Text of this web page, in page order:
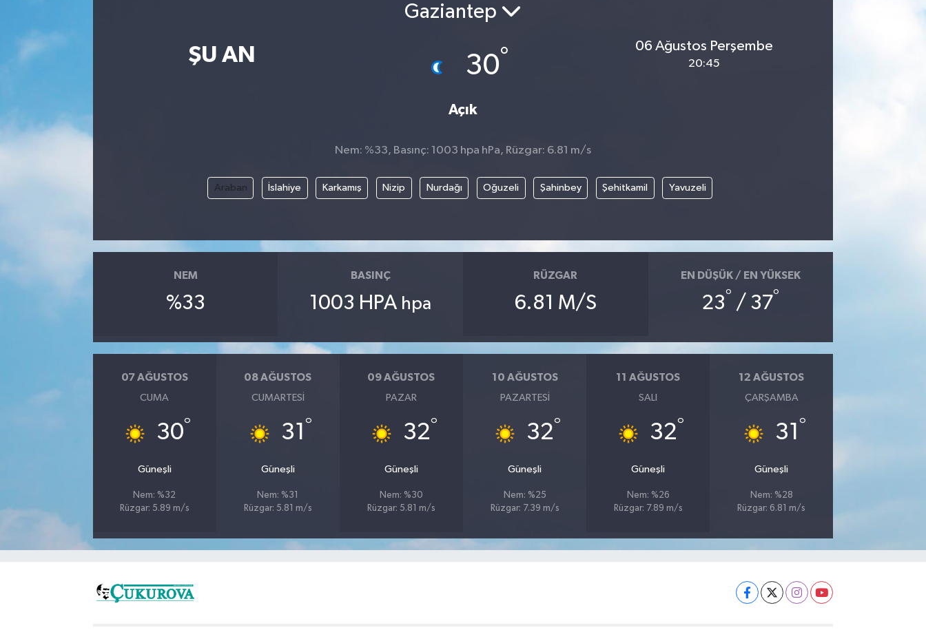
ŞU AN
Gaziantep
30°
Açık
06 Ağustos Perşembe
20:45
Nem: %33, Basınç: 1003 hpa hPa, Rüzgar: 6.81 m/s
Araban İslahiye Karkamış Nizip Nurdağı Oğuzeli Şahinbey Şehitkamil Yavuzeli
NEM
%33
BASINÇ
1003 HPA hpa
RÜZGAR
6.81 M/S
EN DÜŞÜK / EN YÜKSEK
23° / 37°
07 AĞUSTOS
CUMA
30°
Güneşli
Nem: %32
Rüzgar: 5.89 m/s
08 AĞUSTOS
CUMARTESI
31 °
Güneşli
Nem: %31
Rüzgar: 5.81 m/s
09 AĞUSTOS
PAZAR
32°
Güneşli
Nem: %30
Rüzgar: 5.81 m/s
10 AĞUSTOS
PAZARTESI
32°
Güneşli
Nem: %25
Rüzgar: 7.39 m/s
11 AĞUSTOS
SALI
32°
Güneşli
Nem: %26
Rüzgar: 7.89 m/s
12 AĞUSTOS
ÇARŞAMBA
31 °
Güneşli
Nem: %28
Rüzgar: 6.81 m/s